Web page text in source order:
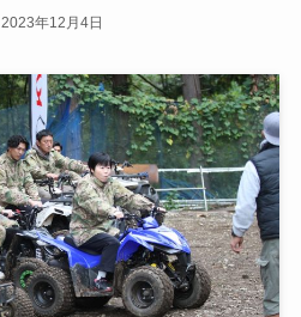
2023年12月4日